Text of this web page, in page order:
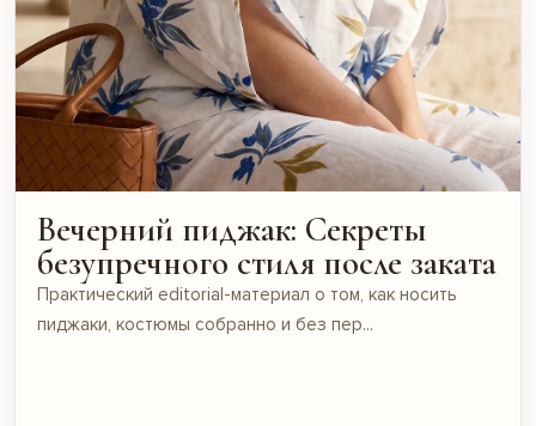
Вечерний пиджак: Секреты
безупречного стиля после заката
Практический editorial-материал о том, как носить
пиджаки, костюмы собранно и без пер...